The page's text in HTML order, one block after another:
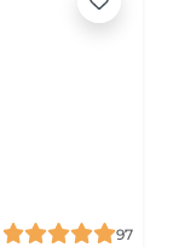
97